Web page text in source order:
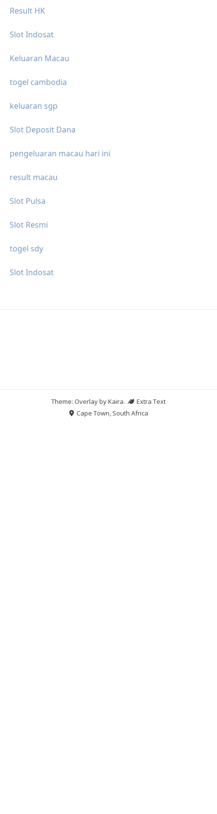
Result HK
Slot Indosat
Keluaran Macau
togel cambodia
keluaran sgp
Slot Deposit Dana
pengeluaran macau hari ini
result macau
Slot Pulsa
Slot Resmi
togel sdy
Slot Indosat
Theme: Overlay byKaira.
Extra Text
Cape Town, South Africa